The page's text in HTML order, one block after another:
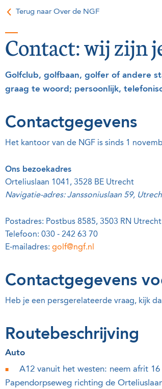
Terug naar Over de NGF
Contact: wij zijn
Golfclub, golfbaan, golfer of andere
graag te woord; persoonlijk,
Contactgegevens
Het kantoor van de NGF is sinds 1
Ons bezoekadres
Orteliuslaan 1041, 3528 BE Utrecht
Navigatie-adres: Janssoniuslaan 59,
Postadres: Postbus 8585, 3503 RN Utrecht
Telefoon: 030 - 242 63 70
E-mailadres: golf@ngf.nl
Contactgegevens
Heb je een persgerelateerde vraag, kijk
Routebeschrijving
Auto
A12 vanuit het westen: neem afrit
Papendorpseweg richting de